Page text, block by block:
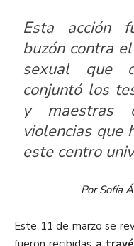
Esta acción
buzón contra
sexual que
conjuntó los
y maestras
violencias que
este centro
Por Sofía
Este 11 de marzo se